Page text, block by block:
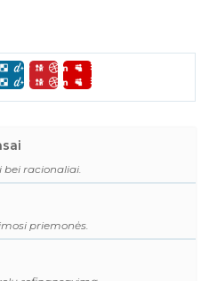
bei racionaliai.
priemonės.